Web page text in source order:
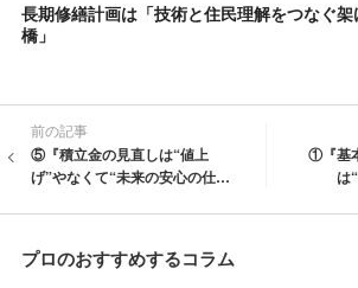
長期修繕計画は「技術と住民理解をつなぐ架
橋」
前の記事
⑤『積立金の見直しは“値上
げ”やなくて“未来の安心の仕込
①『基
は
プロのおすすめするコラム